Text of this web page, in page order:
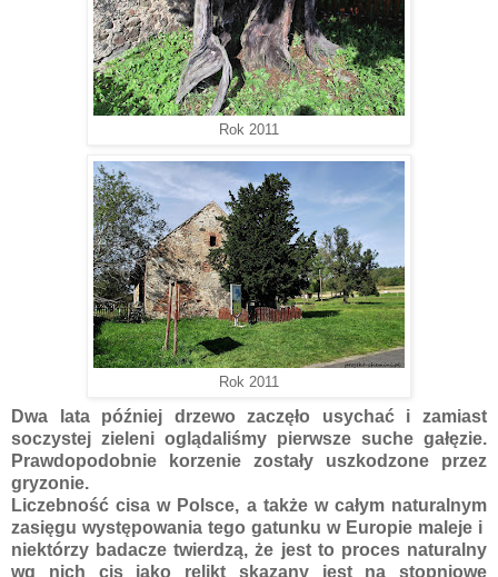
Rok 2011
Rok 2011
Dwa lata później drzewo zaczęło usychać i zamiast
soczystej zieleni oglądaliśmy pierwsze suche gałęzie.
Prawdopodobnie korzenie zostały uszkodzone przez
gryzonie.
Liczebność cisa w Polsce, a także w całym naturalnym
zasięgu występowania tego gatunku w Europie maleje i
niektórzy badacze twierdzą, że jest to proces naturalny
wg nich cis jako relikt skazany jest na stopniowe